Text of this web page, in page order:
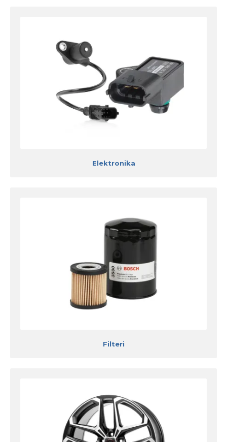
Elektronika
Filteri